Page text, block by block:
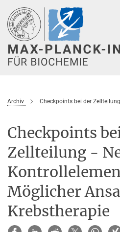
Hauptinhalt
Archiv Checkpoints bei der Zellteilung
Checkpoints
Zellteilung -
Möglicher
Krebstherapie